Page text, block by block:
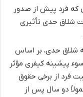
که فرد پیش از صدور
شلاق حدی تأثیری
شلاق حدی، بر اساس
سوء پیشینه کیفری مؤثر
فرد از برخی حقوق
دو سال پس از